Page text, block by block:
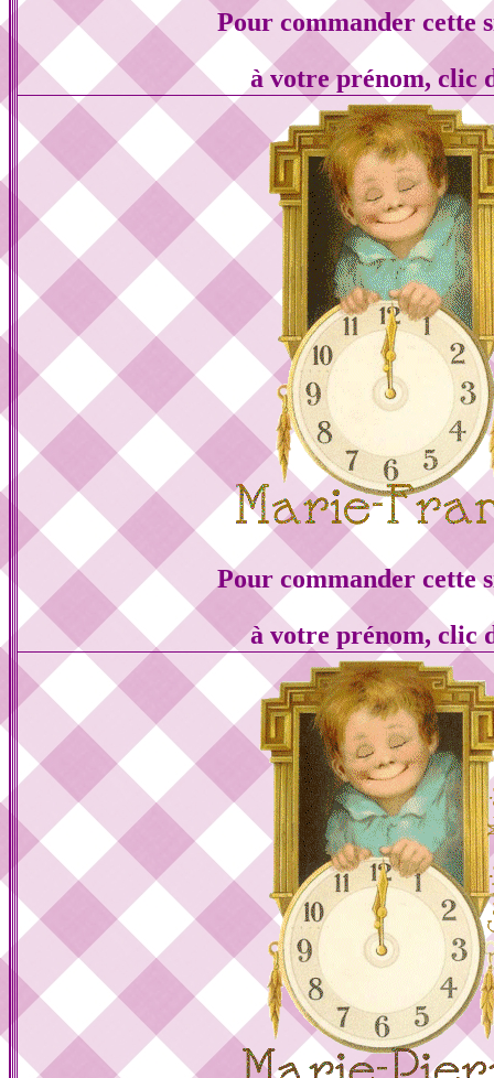
Pour commander cette
à votre prénom, clic
Pour commander cette
à votre prénom, clic